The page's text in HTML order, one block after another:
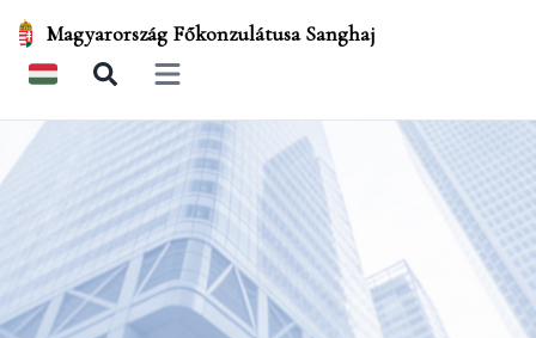
Magyarország Főkonzulátusa Sanghaj
Open main menu